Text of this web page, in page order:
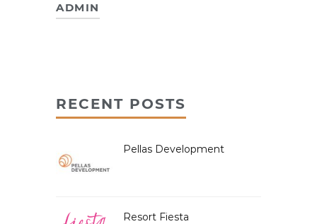
ADMIN
RECENT POSTS
Pellas Development
Resort Fiesta